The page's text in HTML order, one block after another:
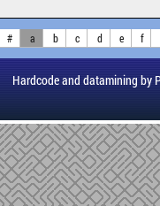
# a b c d e f
Hardcode and datamining by